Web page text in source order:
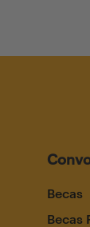
Becas
Becas